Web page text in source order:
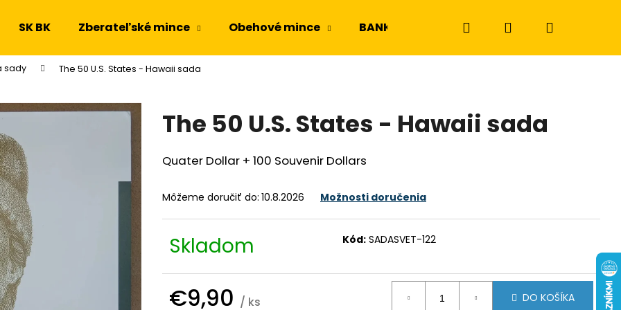
SK BK Zberateľské mince Obehové mince BANKOVKY NGC a PMG Odznaky a
HľadaťPrihlásenieNákupný
sady The 50 U.S. States - Hawaii sada
The 50 U.S. States - Hawaii sada
Quater Dollar + 100 Souvenir Dollars
Môžeme doručiť do: 10.8.2026 Možnosti doručenia
Skladom Kód: SADASVET-122
€9,90 / ks DO KOŠÍKA
Čo potrebujete nájsť?
HĽADAŤ
Odporúčame